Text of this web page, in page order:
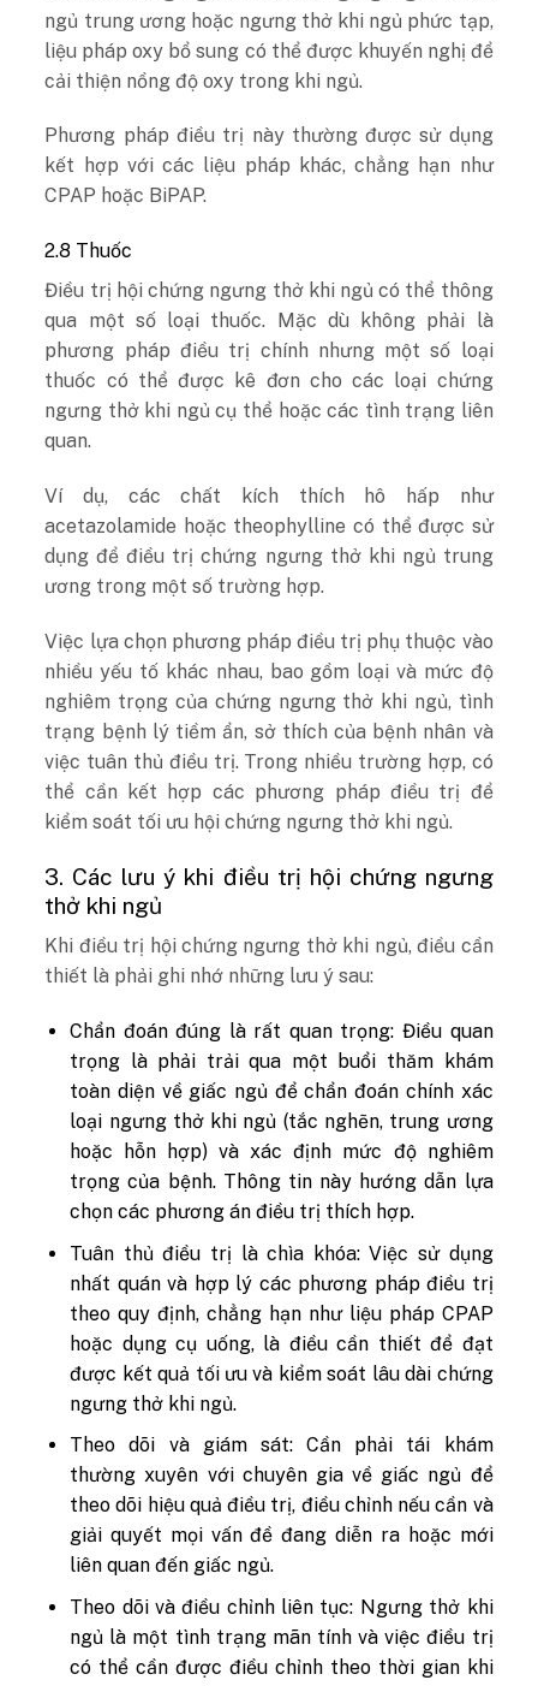
ngủ trung ương hoặc ngưng thở khi ngủ phức tạp,
liệu pháp oxy bổ sung có thể được khuyến nghị để
cải thiện nồng độ oxy trong khi ngủ.
Phương pháp điều trị này thường được sử dụng
kết hợp với các liệu pháp khác, chẳng hạn như
CPAP hoặc BiPAP.
2.8 Thuốc
Điều trị hội chứng ngưng thở khi ngủ có thể thông
qua một số loại thuốc. Mặc dù không phải là
phương pháp điều trị chính nhưng một số loại
thuốc có thể được kê đơn cho các loại chứng
ngưng thở khi ngủ cụ thể hoặc các tình trạng liên
quan.
Ví dụ, các chất kích thích hô hấp như
acetazolamide hoặc theophylline có thể được sử
dụng để điều trị chứng ngưng thở khi ngủ trung
ương trong một số trường hợp.
Việc lựa chọn phương pháp điều trị phụ thuộc vào
nhiều yếu tố khác nhau, bao gồm loại và mức độ
nghiêm trọng của chứng ngưng thở khi ngủ, tình
trạng bệnh lý tiềm ẩn, sở thích của bệnh nhân và
việc tuân thủ điều trị. Trong nhiều trường hợp, có
thể cần kết hợp các phương pháp điều trị để
kiểm soát tối ưu hội chứng ngưng thở khi ngủ.
3. Các lưu ý khi điều trị hội chứng ngưng
thở khi ngủ
Khi điều trị hội chứng ngưng thở khi ngủ, điều cần
thiết là phải ghi nhớ những lưu ý sau:
Chẩn đoán đúng là rất quan trọng: Điều quan
trọng là phải trải qua một buổi thăm khám
toàn diện về giấc ngủ để chẩn đoán chính xác
loại ngưng thở khi ngủ (tắc nghẽn, trung ương
hoặc hỗn hợp) và xác định mức độ nghiêm
trọng của bệnh. Thông tin này hướng dẫn lựa
chọn các phương án điều trị thích hợp.
Tuân thủ điều trị là chìa khóa: Việc sử dụng
nhất quán và hợp lý các phương pháp điều trị
theo quy định, chẳng hạn như liệu pháp CPAP
hoặc dụng cụ uống, là điều cần thiết để đạt
được kết quả tối ưu và kiểm soát lâu dài chứng
ngưng thở khi ngủ.
Theo dõi và giám sát: Cần phải tái khám
thường xuyên với chuyên gia về giấc ngủ để
theo dõi hiệu quả điều trị, điều chỉnh nếu cần và
giải quyết mọi vấn đề đang diễn ra hoặc mới
liên quan đến giấc ngủ.
Theo dõi và điều chỉnh liên tục: Ngưng thở khi
ngủ là một tình trạng mãn tính và việc điều trị
có thể cần được điều chỉnh theo thời gian khi